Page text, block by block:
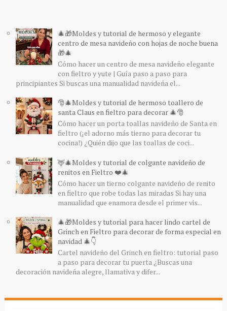
🎄🎁Moldes y tutorial de hermoso y elegante
centro de mesa navideño con hojas de noche buena
🎁🎄
Cómo hacer un centro de mesa navideño elegante
con fieltro y yute | Guía paso a paso para
principiantes Si buscas una manualidad navideña el...
🎅🎄Moldes y tutorial de hermoso toallero de
santa Claus en fieltro para decorar 🎄🎅
Cómo hacer un porta toallas navideño de Santa en
fieltro (¡el adorno más tierno para decorar tu
cocina!) ¿Quién dijo que las toallas de coci...
🦌🎄Moldes y tutorial de colgante navideño de
renitos en Fieltro ❤️🎄
Cómo hacer un tierno colgante navideño de renito
en fieltro que robe todas las miradas Si hay una
manualidad que enamora desde el primer vis...
🎄🎁Moldes y tutorial para hacer lindo cartel de
Grinch en Fieltro para decorar de forma especial en
navidad 🎄👇
Cartel navideño del Grinch en fieltro: tutorial paso
a paso para decorar tu puerta ¿Buscas una
decoración navideña alegre, llamativa y difer...